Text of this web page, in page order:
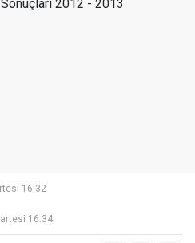
16:32
16:34